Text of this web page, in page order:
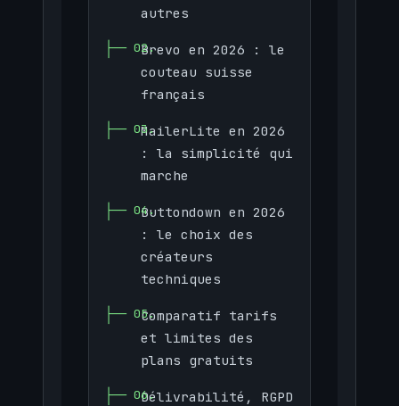
autres
Brevo en 2026 : le
couteau suisse
français
MailerLite en 2026
: la simplicité qui
marche
Buttondown en 2026
: le choix des
créateurs
techniques
Comparatif tarifs
et limites des
plans gratuits
Délivrabilité, RGPD